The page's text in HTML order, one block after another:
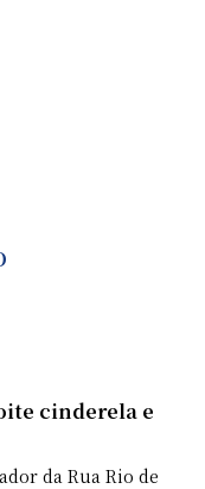
cinderela e
da Rua Rio de